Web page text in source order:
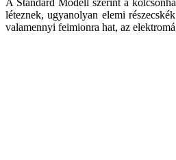
A Standard Modell szerint a
léteznek, ugyanolyan elemi
valamennyi feimionra hat, az